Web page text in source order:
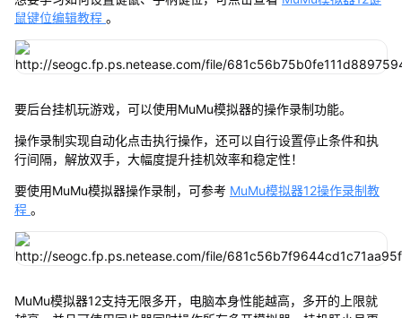
鼠键位编辑教程 。
要后台挂机玩游戏，可以使用MuMu模拟器的操作录制功能。
操作录制实现自动化点击执行操作，还可以自行设置停止条件和执
行间隔，解放双手，大幅度提升挂机效率和稳定性！
要使用MuMu模拟器操作录制，可参考 MuMu模拟器12操作录制教
程 。
MuMu模拟器12支持无限多开，电脑本身性能越高，多开的上限就